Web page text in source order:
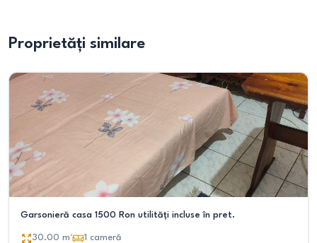
Proprietăți similare
Garsonieră casa 1500 Ron utilități incluse în pret.
30.00 m² 1 cameră